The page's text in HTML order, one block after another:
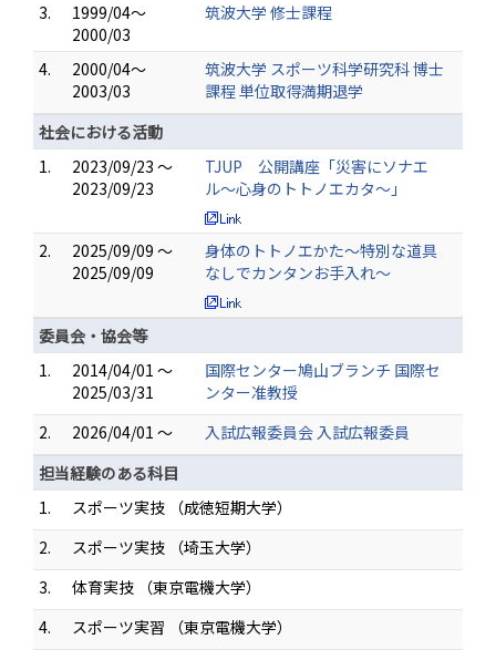
3.
1999/04～
2000/03
筑波大学 修士課程
4.
2000/04～
2003/03
筑波大学 スポーツ科学研究科 博士
課程 単位取得満期退学
社会における活動
1.
2023/09/23 ～
2023/09/23
TJUP 公開講座「災害にソナエ
ル〜心身のトトノエカタ〜」
2.
2025/09/09 ～
2025/09/09
身体のトトノエかた～特別な道具
なしでカンタンお手入れ〜
委員会・協会等
1.
2014/04/01 ～
2025/03/31
国際センター鳩山ブランチ 国際セ
ンター准教授
2.
2026/04/01 ～
入試広報委員会 入試広報委員
担当経験のある科目
1.
スポーツ実技 （成徳短期大学）
2.
スポーツ実技 （埼玉大学）
3.
体育実技 （東京電機大学）
4.
スポーツ実習 （東京電機大学）